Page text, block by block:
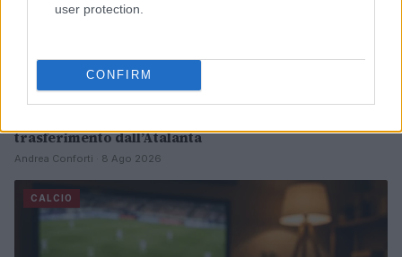
user protection.
CONFIRM
trasferimento dall’Atalanta
Andrea Conforti · 8 Ago 2026
CALCIO